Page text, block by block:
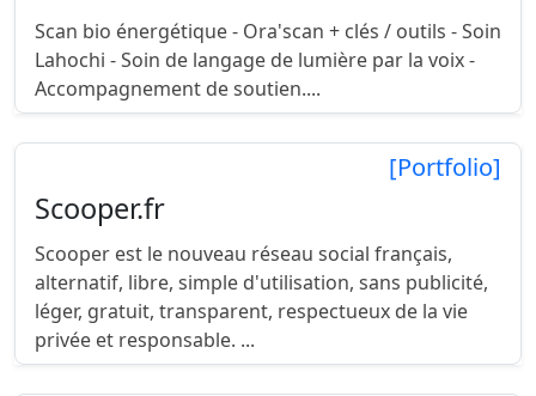
Scan bio énergétique - Ora'scan + clés / outils - Soin
Lahochi - Soin de langage de lumière par la voix -
Accompagnement de soutien....
[Portfolio]
Scooper.fr
Scooper est le nouveau réseau social français,
alternatif, libre, simple d'utilisation, sans publicité,
léger, gratuit, transparent, respectueux de la vie
privée et responsable. ...